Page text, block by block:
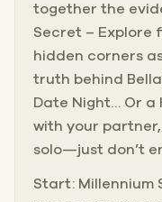
together the
Secret – Explore
hidden corners
truth behind
Date Night… Or a
with your
solo—just don’t
Start: Millennium